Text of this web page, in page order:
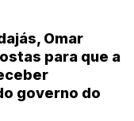
Omar
para que a
governo do